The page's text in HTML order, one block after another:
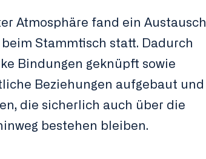
Atmosphäre fand ein Austausch
Stammtisch statt. Dadurch
Bindungen geknüpft sowie
Beziehungen aufgebaut und
die sicherlich auch über die
bestehen bleiben.